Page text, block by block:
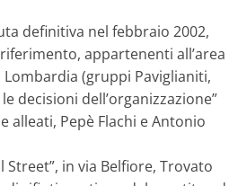
definitiva nel febbraio 2002,
appartenenti all’area
(gruppi Paviglianiti,
decisioni dell’organizzazione”
alleati, Pepè Flachi e Antonio
in via Belfiore, Trovato